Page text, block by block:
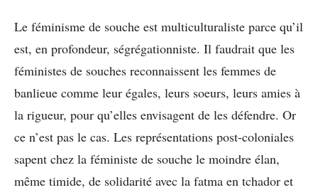
Le féminisme de souche est multiculturaliste parce qu’il
est, en profondeur, ségrégationniste. Il faudrait que les
féministes de souches reconnaissent les femmes de
banlieue comme leur égales, leurs soeurs, leurs amies à
la rigueur, pour qu’elles envisagent de les défendre. Or
ce n’est pas le cas. Les représentations post-coloniales
sapent chez la féministe de souche le moindre élan,
même timide, de solidarité avec la fatma en tchador et